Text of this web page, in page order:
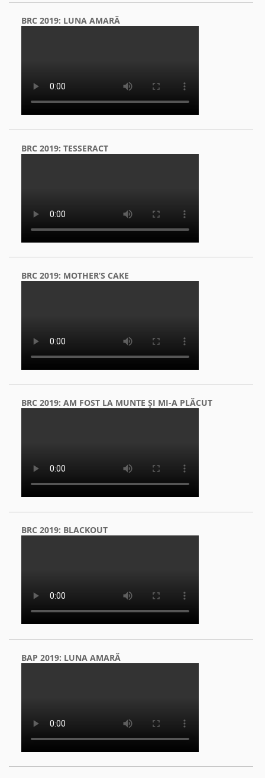
BRC 2019: LUNA AMARĂ
BRC 2019: TESSERACT
BRC 2019: MOTHER’S CAKE
BRC 2019: AM FOST LA MUNTE ŞI MI-A PLĂCUT
BRC 2019: BLACKOUT
BAP 2019: LUNA AMARĂ